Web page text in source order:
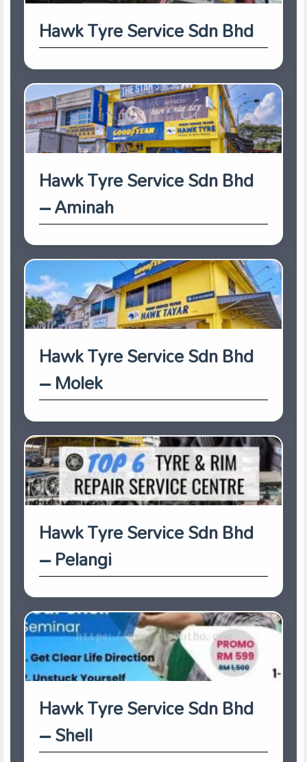
Hawk Tyre Service Sdn Bhd
Hawk Tyre Service Sdn Bhd
– Aminah
Hawk Tyre Service Sdn Bhd
– Molek
Hawk Tyre Service Sdn Bhd
– Pelangi
Hawk Tyre Service Sdn Bhd
– Shell